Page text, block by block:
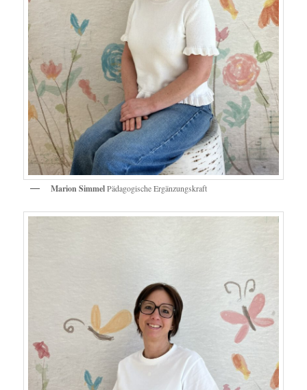
Marion SimmelPädagogische Ergänzungskraft